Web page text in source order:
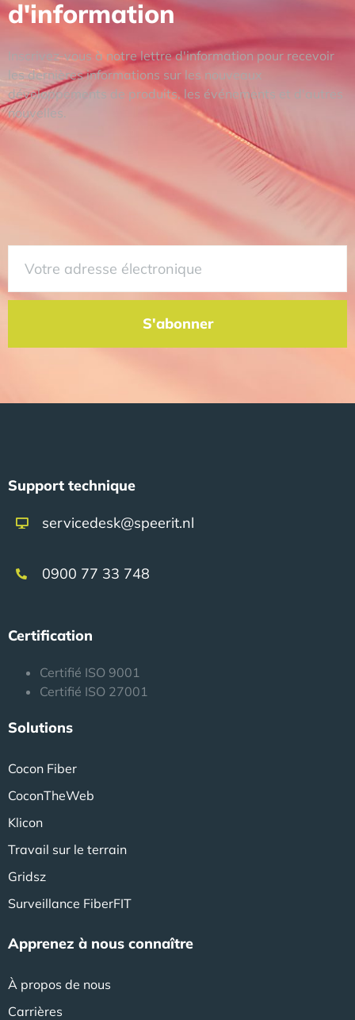
d'information
Inscrivez-vous à notre lettre d'information pour recevoir
les dernières informations sur les nouveaux
développements de produits, les événements et d'autres
nouvelles.
S'abonner
Support technique
servicedesk@speerit.nl
0900 77 33 748
Certification
Certifié ISO 9001
Certifié ISO 27001
Solutions
Cocon Fiber
CoconTheWeb
Klicon
Travail sur le terrain
Gridsz
Surveillance FiberFIT
Apprenez à nous connaître
À propos de nous
Carrières